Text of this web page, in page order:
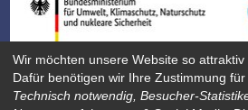
Wir möchten unsere Website so attraktiv
Dafür benötigen wir Ihre Zustimmung
Technisch notwendig, Besucher-